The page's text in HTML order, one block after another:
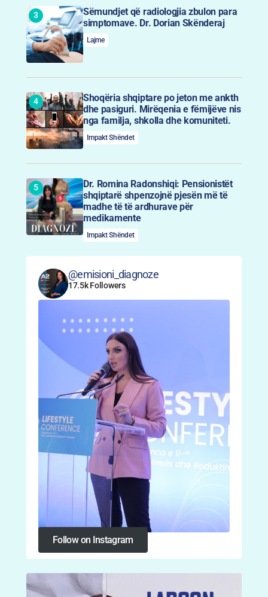
Sëmundjet që radiologjia zbulon para
simptomave. Dr. Dorian Skënderaj
Lajme
Shoqëria shqiptare po jeton me ankth
dhe pasiguri. Mirëqenia e fëmijëve nis
nga familja, shkolla dhe komuniteti.
Impakt Shëndet
Dr. Romina Radonshiqi: Pensionistët
shqiptarë shpenzojnë pjesën më të
madhe të të ardhurave për
medikamente
Impakt Shëndet
@emisioni_diagnoze
17.5k Followers
Follow on Instagram
Follow on Instagram